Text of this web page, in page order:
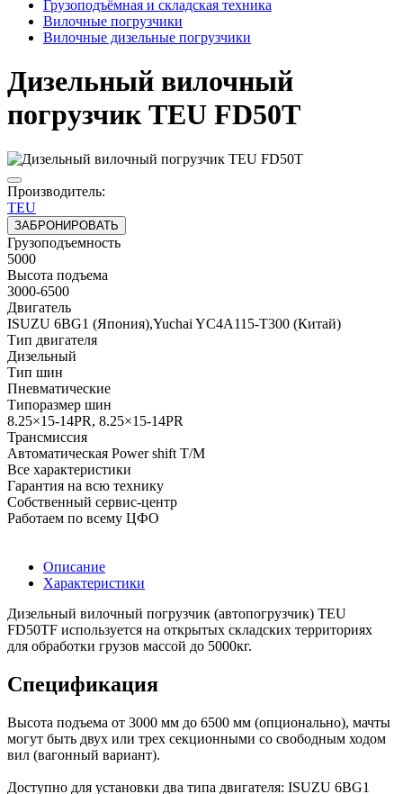
Грузоподъёмная и складская техника
Вилочные погрузчики
Вилочные дизельные погрузчики
Дизельный вилочный
погрузчик TEU FD50T
Производитель:
TEU
ЗАБРОНИРОВАТЬ
Грузоподъемность
5000
Высота подъема
3000-6500
Двигатель
ISUZU 6BG1 (Япония),Yuchai YC4A115-T300 (Китай)
Тип двигателя
Дизельный
Тип шин
Пневматические
Типоразмер шин
8.25×15-14PR, 8.25×15-14PR
Трансмиссия
Автоматическая Power shift Т/М
Все характеристики
Гарантия на всю технику
Собственный сервис-центр
Работаем по всему ЦФО
Описание
Характеристики
Дизельный вилочный погрузчик (автопогрузчик) TEU
FD50TF используется на открытых складских территориях
для обработки грузов массой до 5000кг.
Спецификация
Высота подъема от 3000 мм до 6500 мм (опционально), мачты
могут быть двух или трех секционными со свободным ходом
вил (вагонный вариант).
Доступно для установки два типа двигателя: ISUZU 6BG1